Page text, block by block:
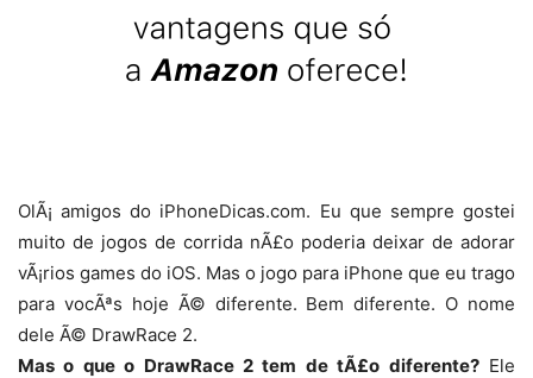
OlÃ¡ amigos do iPhoneDicas.com. Eu que sempre gostei
muito de jogos de corrida nÃ£o poderia deixar de adorar
vÃ¡rios games do iOS. Mas o jogo para iPhone que eu trago
para vocÃªs hoje Ã© diferente. Bem diferente. O nome
dele Ã© DrawRace 2.
Mas o que o DrawRace 2 tem de tÃ£o diferente?Ele